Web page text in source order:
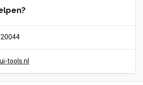
tools.nl